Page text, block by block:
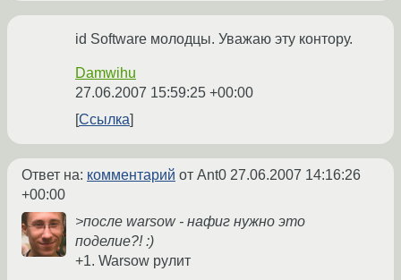
id Software молодцы. Уважаю эту контору.
Damwihu
27.06.2007 15:59:25 +00:00
Ссылка
Ответ на: комментарий от Ant0 27.06.2007 14:16:26
+00:00
>после warsow - нафиг нужно это
поделие?! :)
+1. Warsow рулит